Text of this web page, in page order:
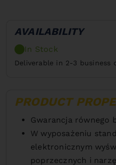
AVAILABILITY
In Stock
Deliverable in 2-3 business
PRODUCT
Gwarancja równego
W wyposażeniu
elektronicznym
poprzecznych i